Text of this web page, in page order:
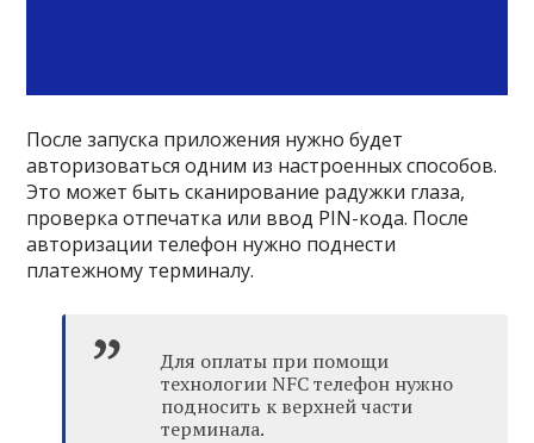
После запуска приложения нужно будет
авторизоваться одним из настроенных способов.
Это может быть сканирование радужки глаза,
проверка отпечатка или ввод PIN-кода. После
авторизации телефон нужно поднести
платежному терминалу.
Для оплаты при помощи
технологии NFC телефон нужно
подносить к верхней части
терминала.